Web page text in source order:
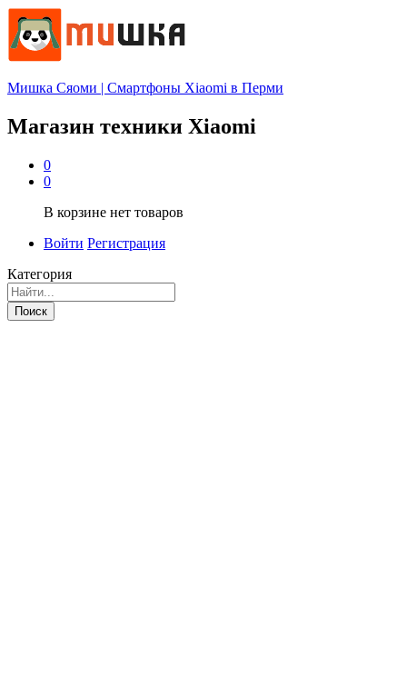
Мишка Сяоми | Смартфоны Xiaomi в Перми
Магазин техники Xiaomi
0
0
В корзине нет товаров
Войти Регистрация
Категория
Поиск